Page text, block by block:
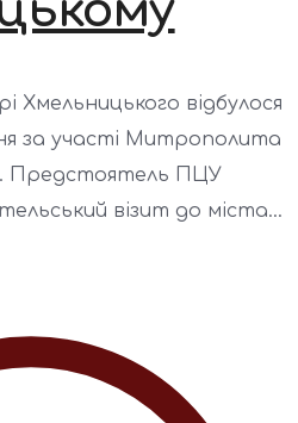
Хмельницького відбулося
за участі Митрополита
Предстоятель ПЦУ
візит до міста...